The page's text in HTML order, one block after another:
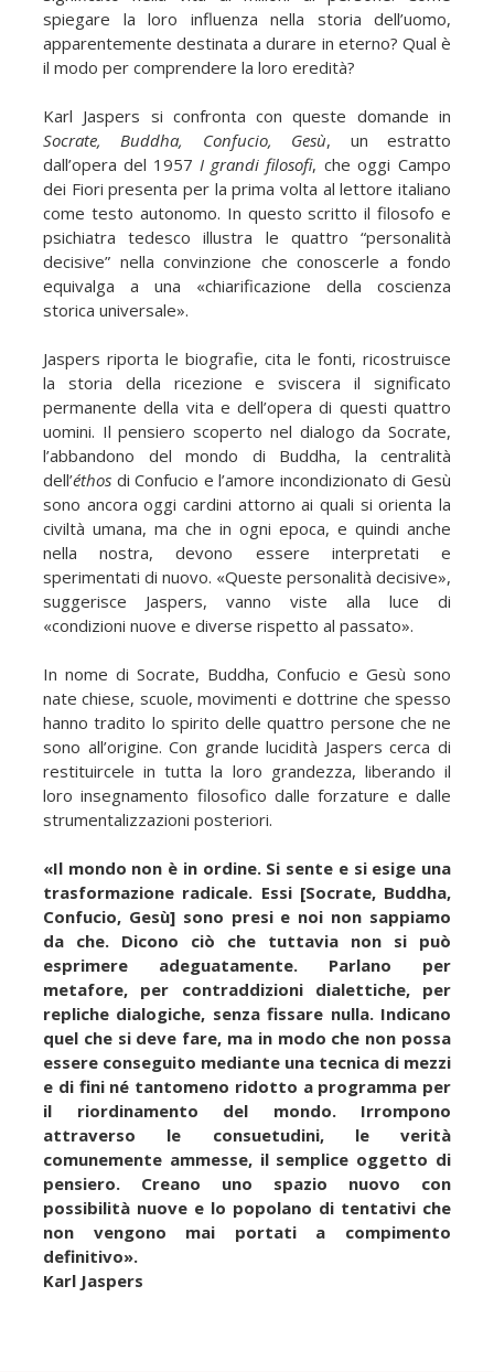
spiegare la loro influenza nella storia dell’uomo,
apparentemente destinata a durare in eterno? Qual è
il modo per comprendere la loro eredità?
Karl Jaspers si confronta con queste domande in
Socrate, Buddha, Confucio, Gesù, un estratto
dall’opera del 1957 I grandi filosofi, che oggi Campo
dei Fiori presenta per la prima volta al lettore italiano
come testo autonomo. In questo scritto il filosofo e
psichiatra tedesco illustra le quattro “personalità
decisive” nella convinzione che conoscerle a fondo
equivalga a una «chiarificazione della coscienza
storica universale».
Jaspers riporta le biografie, cita le fonti, ricostruisce
la storia della ricezione e sviscera il significato
permanente della vita e dell’opera di questi quattro
uomini. Il pensiero scoperto nel dialogo da Socrate,
l’abbandono del mondo di Buddha, la centralità
dell’éthos di Confucio e l’amore incondizionato di Gesù
sono ancora oggi cardini attorno ai quali si orienta la
civiltà umana, ma che in ogni epoca, e quindi anche
nella nostra, devono essere interpretati e
sperimentati di nuovo. «Queste personalità decisive»,
suggerisce Jaspers, vanno viste alla luce di
«condizioni nuove e diverse rispetto al passato».
In nome di Socrate, Buddha, Confucio e Gesù sono
nate chiese, scuole, movimenti e dottrine che spesso
hanno tradito lo spirito delle quattro persone che ne
sono all’origine. Con grande lucidità Jaspers cerca di
restituircele in tutta la loro grandezza, liberando il
loro insegnamento filosofico dalle forzature e dalle
strumentalizzazioni posteriori.
«Il mondo non è in ordine. Si sente e si esige una
trasformazione radicale. Essi [Socrate, Buddha,
Confucio, Gesù] sono presi e noi non sappiamo
da che. Dicono ciò che tuttavia non si può
esprimere adeguatamente. Parlano per
metafore, per contraddizioni dialettiche, per
repliche dialogiche, senza fissare nulla. Indicano
quel che si deve fare, ma in modo che non possa
essere conseguito mediante una tecnica di mezzi
e di fini né tantomeno ridotto a programma per
il riordinamento del mondo. Irrompono
attraverso le consuetudini, le verità
comunemente ammesse, il semplice oggetto di
pensiero. Creano uno spazio nuovo con
possibilità nuove e lo popolano di tentativi che
non vengono mai portati a compimento
definitivo».
Karl Jaspers